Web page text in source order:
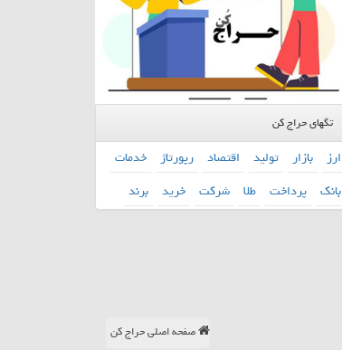
تگهای حراج کن
ارز بازار تولید اقتصاد رپورتاژ خدمات
بانك پرداخت طلا شركت خرید برند
صفحه اصلی حراج کن